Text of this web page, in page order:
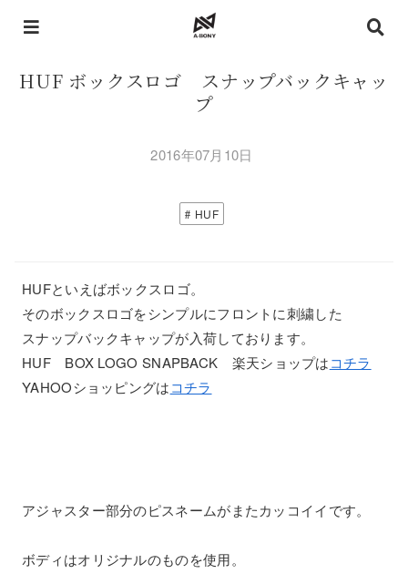
HUF ボックスロゴ スナップバックキャッ
プ
2016年07月10日
HUF
HUFといえばボックスロゴ。
そのボックスロゴをシンプルにフロントに刺繍した
スナップバックキャップが入荷しております。
HUF BOX LOGO SNAPBACK 楽天ショップはコチラ
YAHOOショッピングはコチラ
アジャスター部分のピスネームがまたカッコイイです。
ボディはオリジナルのものを使用。